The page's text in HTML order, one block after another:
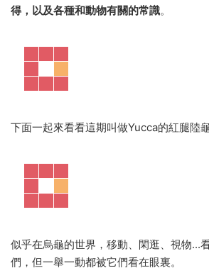
得，以及各種和動物有關的常識。
下面一起來看看這期叫做Yucca的紅腿陸龜
似乎在烏龜的世界，移動、閑逛、視物...
們，但一舉一動都被它們看在眼裏。